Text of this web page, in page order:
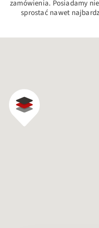
zamówienia. Posiadamy
sprostać nawet